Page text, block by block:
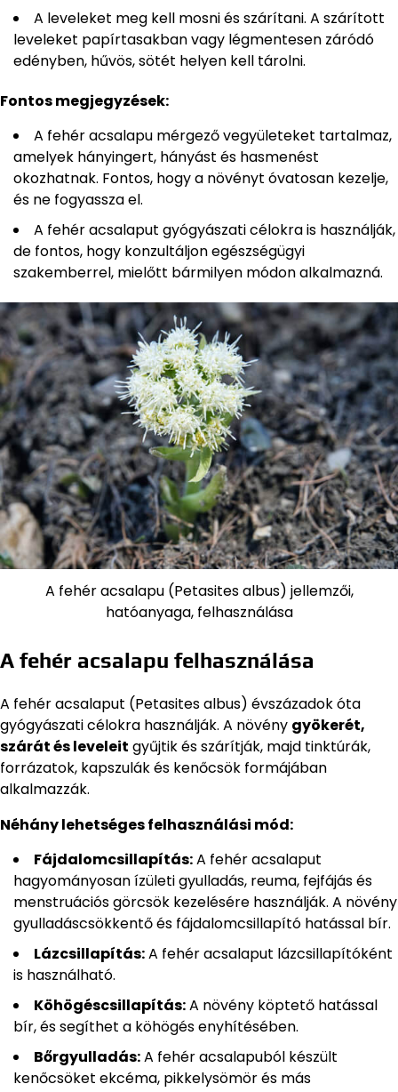
A leveleket meg kell mosni és szárítani. A szárított
leveleket papírtasakban vagy légmentesen záródó
edényben, hűvös, sötét helyen kell tárolni.
Fontos megjegyzések:
A fehér acsalapu mérgező vegyületeket tartalmaz,
amelyek hányingert, hányást és hasmenést
okozhatnak. Fontos, hogy a növényt óvatosan kezelje,
és ne fogyassza el.
A fehér acsalaput gyógyászati célokra is használják,
de fontos, hogy konzultáljon egészségügyi
szakemberrel, mielőtt bármilyen módon alkalmazná.
A fehér acsalapu (Petasites albus) jellemzői,
hatóanyaga, felhasználása
A fehér acsalapu felhasználása
A fehér acsalaput (Petasites albus) évszázadok óta
gyógyászati célokra használják. A növény gyökerét,
szárát és leveleit gyűjtik és szárítják, majd tinktúrák,
forrázatok, kapszulák és kenőcsök formájában
alkalmazzák.
Néhány lehetséges felhasználási mód:
Fájdalomcsillapítás:A fehér acsalaput
hagyományosan ízületi gyulladás, reuma, fejfájás és
menstruációs görcsök kezelésére használják. A növény
gyulladáscsökkentő és fájdalomcsillapító hatással bír.
Lázcsillapítás:A fehér acsalaput lázcsillapítóként
is használható.
Köhögéscsillapítás:A növény köptető hatással
bír, és segíthet a köhögés enyhítésében.
Bőrgyulladás:A fehér acsalapuból készült
kenőcsöket ekcéma, pikkelysömör és más